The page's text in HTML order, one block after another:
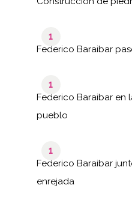
1
Federico Baraibar
1
Federico Baraibar en
pueblo
1
Federico Baraibar
enrejada